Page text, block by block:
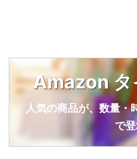
Amazon タ
人気の商品が、数量・
で